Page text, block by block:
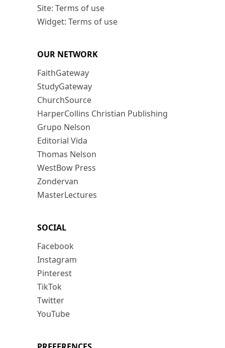
Site: Terms of use
Widget: Terms of use
OUR NETWORK
FaithGateway
StudyGateway
ChurchSource
HarperCollins Christian Publishing
Grupo Nelson
Editorial Vida
Thomas Nelson
WestBow Press
Zondervan
MasterLectures
SOCIAL
Facebook
Instagram
Pinterest
TikTok
Twitter
YouTube